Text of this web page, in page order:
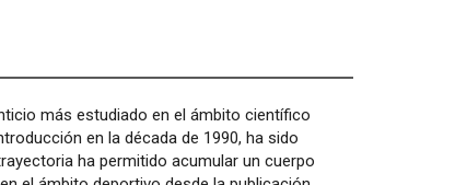
más estudiado en el ámbito científico
en la década de 1990, ha sido
ha permitido acumular un cuerpo